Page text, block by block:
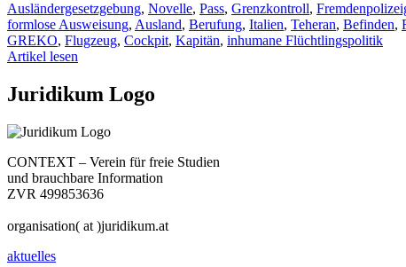
Ausländergesetzgebung, Novelle, Pass, Grenzkontroll,
formlose Ausweisung, Ausland, Berufung, Italien, Teheran, Befinden,
GREKO, Flugzeug, Cockpit, Kapitän, inhumane Flüchtlingspolitik
Artikel lesen
Juridikum Logo
CONTEXT – Verein für freie Studien
und brauchbare Information
ZVR 499853636
organisation( at )juridikum.at
aktuelles